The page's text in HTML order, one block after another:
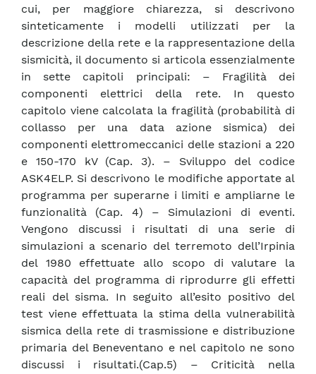
cui, per maggiore chiarezza, si descrivono
sinteticamente i modelli utilizzati per la
descrizione della rete e la rappresentazione della
sismicità, il documento si articola essenzialmente
in sette capitoli principali: – Fragilità dei
componenti elettrici della rete. In questo
capitolo viene calcolata la fragilità (probabilità di
collasso per una data azione sismica) dei
componenti elettromeccanici delle stazioni a 220
e 150-170 kV (Cap. 3). – Sviluppo del codice
ASK4ELP. Si descrivono le modifiche apportate al
programma per superarne i limiti e ampliarne le
funzionalità (Cap. 4) – Simulazioni di eventi.
Vengono discussi i risultati di una serie di
simulazioni a scenario del terremoto dell’Irpinia
del 1980 effettuate allo scopo di valutare la
capacità del programma di riprodurre gli effetti
reali del sisma. In seguito all’esito positivo del
test viene effettuata la stima della vulnerabilità
sismica della rete di trasmissione e distribuzione
primaria del Beneventano e nel capitolo ne sono
discussi i risultati.(Cap.5) – Criticità nella